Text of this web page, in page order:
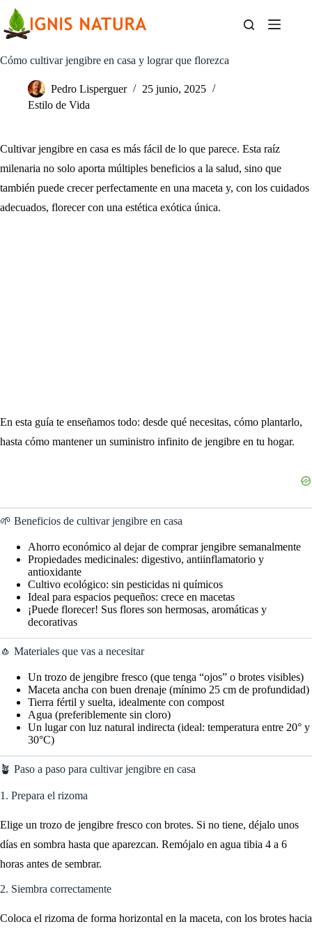
contenido
Cómo cultivar jengibre en casa y lograr que florezca
Pedro Lisperguer
25 junio, 2025
Estilo de Vida
Cultivar jengibre en casa es más fácil de lo que parece. Esta raíz
milenaria no solo aporta múltiples beneficios a la salud, sino que
también puede crecer perfectamente en una maceta y, con los cuidados
adecuados, florecer con una estética exótica única.
En esta guía te enseñamos todo: desde qué necesitas, cómo plantarlo,
hasta cómo mantener un suministro infinito de jengibre en tu hogar.
🌱 Beneficios de cultivar jengibre en casa
Ahorro económico al dejar de comprar jengibre semanalmente
Propiedades medicinales: digestivo, antiinflamatorio y
antioxidante
Cultivo ecológico: sin pesticidas ni químicos
Ideal para espacios pequeños: crece en macetas
¡Puede florecer! Sus flores son hermosas, aromáticas y
decorativas
🧄 Materiales que vas a necesitar
Un trozo de jengibre fresco (que tenga “ojos” o brotes visibles)
Maceta ancha con buen drenaje (mínimo 25 cm de profundidad)
Tierra fértil y suelta, idealmente con compost
Agua (preferiblemente sin cloro)
Un lugar con luz natural indirecta (ideal: temperatura entre 20° y
30°C)
🪴 Paso a paso para cultivar jengibre en casa
1. Prepara el rizoma
Elige un trozo de jengibre fresco con brotes. Si no tiene, déjalo unos
días en sombra hasta que aparezcan. Remójalo en agua tibia 4 a 6
horas antes de sembrar.
2. Siembra correctamente
Coloca el rizoma de forma horizontal en la maceta, con los brotes hacia